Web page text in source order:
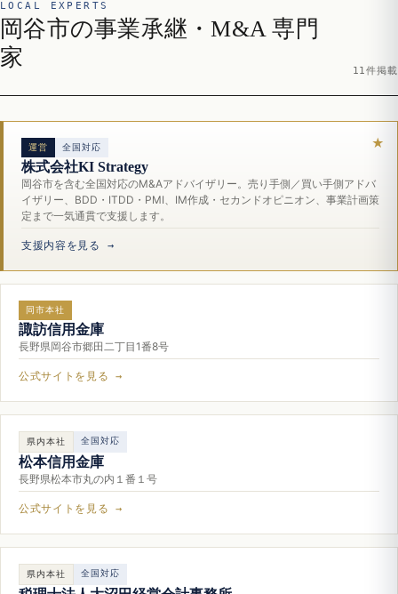
LOCAL EXPERTS
岡谷市の事業承継・M&A 専門
家
11件掲載
運営 全国対応
株式会社KI Strategy
岡谷市を含む全国対応のM&Aアドバイザリー。売り手側／買い手側アドバ
イザリー、BDD・ITDD・PMI、IM作成・セカンドオピニオン、事業計画策
定まで一気通貫で支援します。
支援内容を見る →
同市本社
諏訪信用金庫
長野県岡谷市郷田二丁目1番8号
公式サイトを見る →
県内本社 全国対応
松本信用金庫
長野県松本市丸の内１番１号
公式サイトを見る →
県内本社 全国対応